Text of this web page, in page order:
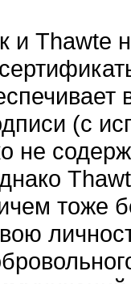
и Thawte
(с
не
тоже